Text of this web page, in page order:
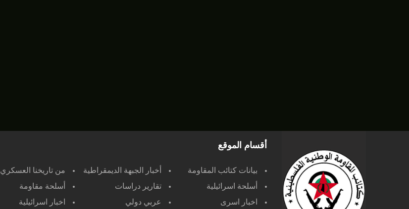
أقسام الموقع
بيانات كتائب المقاومة أخبار الجبهة الديمقراطية من تاريخنا العسكري
أسلحة اسرائيلية
تقارير دراسات أسلحة مقاومة
اخبار اسرى
عربي دولي اخبار اسرائيلية